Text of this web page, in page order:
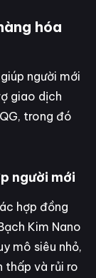
hóa
người mới
giao dịch
trong đó
người mới
hợp đồng
Kim Nano
mô siêu nhỏ,
thấp và rủi ro